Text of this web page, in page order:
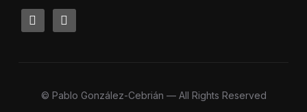
linkedin instagram
© Pablo González-Cebrián — All Rights Reserved